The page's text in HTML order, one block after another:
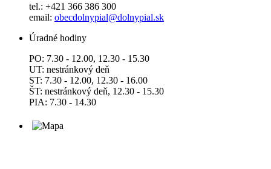
tel.: +421 366 386 300
email: obecdolnypial@dolnypial.sk
Úradné hodiny
PO: 7.30 - 12.00, 12.30 - 15.30
UT: nestránkový deň
ST: 7.30 - 12.00, 12.30 - 16.00
ŠT: nestránkový deň, 12.30 - 15.30
PIA: 7.30 - 14.30